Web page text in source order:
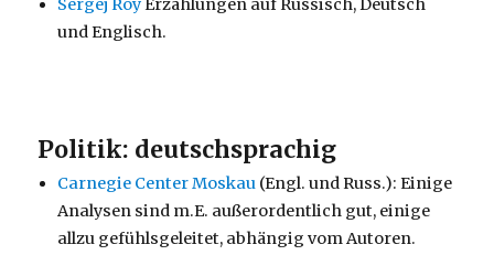
Sergej RoyErzählungen auf Russisch, Deutsch
und Englisch.
Politik: deutschsprachig
Carnegie Center Moskau (Engl. und Russ.): Einige
Analysen sind m.E. außerordentlich gut, einige
allzu gefühlsgeleitet, abhängig vom Autoren.